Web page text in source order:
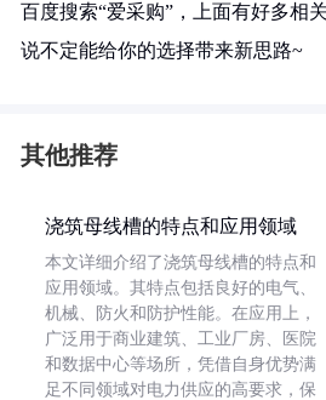
百度搜索“爱采购”，上面有好多相
说不定能给你的选择带来新思路~
其他推荐
浇筑母线槽的特点和应用领域
本文详细介绍了浇筑母线槽的特点和
应用领域。其特点包括良好的电气、
机械、防火和防护性能。在应用上，
广泛用于商业建筑、工业厂房、医院
和数据中心等场所，凭借自身优势满
足不同领域对电力供应的高要求，保